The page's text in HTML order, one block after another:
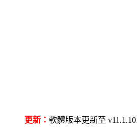
更新： 軟體版本更新至